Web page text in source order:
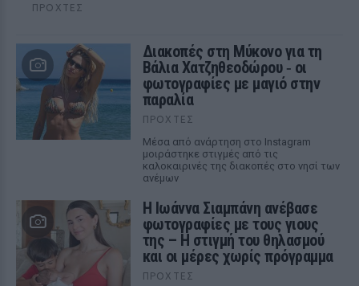
ΠΡΟΧΤΈΣ
Διακοπές στη Μύκονο για τη
Βάλια Χατζηθεοδώρου ‑ οι
φωτογραφίες με μαγιό στην
παραλία
ΠΡΟΧΤΈΣ
Μέσα από ανάρτηση στο Instagram
μοιράστηκε στιγμές από τις
καλοκαιρινές της διακοπές στο νησί των
ανέμων
H Ιωάννα Σιαμπάνη ανέβασε
φωτογραφίες με τους γιους
της – Η στιγμή του θηλασμού
και οι μέρες χωρίς πρόγραμμα
ΠΡΟΧΤΈΣ